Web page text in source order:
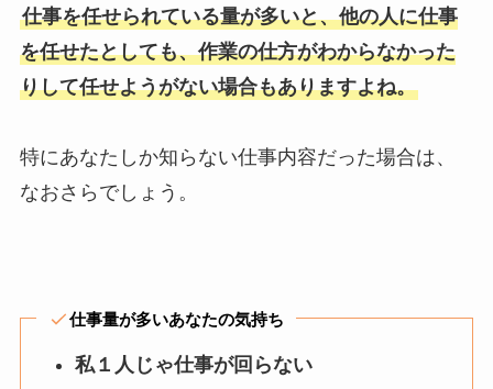
仕事を任せられている量が多いと、他の人に仕事
を任せたとしても、作業の仕方がわからなかった
りして任せようがない場合もありますよね。
特にあなたしか知らない仕事内容だった場合は、
なおさらでしょう。
仕事量が多いあなたの気持ち
私１人じゃ仕事が回らない